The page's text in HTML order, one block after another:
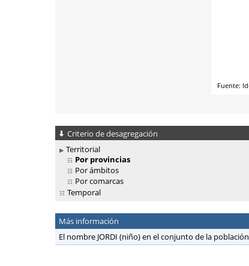
Criterio de desagregación
Territorial
Por provincias
Por ámbitos
Por comarcas
Temporal
Más información
El nombre JORDI (niño) en el conjunto de la población